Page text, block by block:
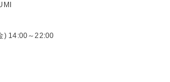
) 14:00～22:00